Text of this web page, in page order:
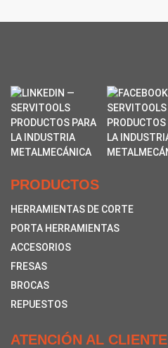
PRODUCTOS
HERRAMIENTAS DE CORTE
PORTA HERRAMIENTAS
ACCESORIOS
FRESAS
BROCAS
REPUESTOS
ATENCIÓN AL CLIENTE